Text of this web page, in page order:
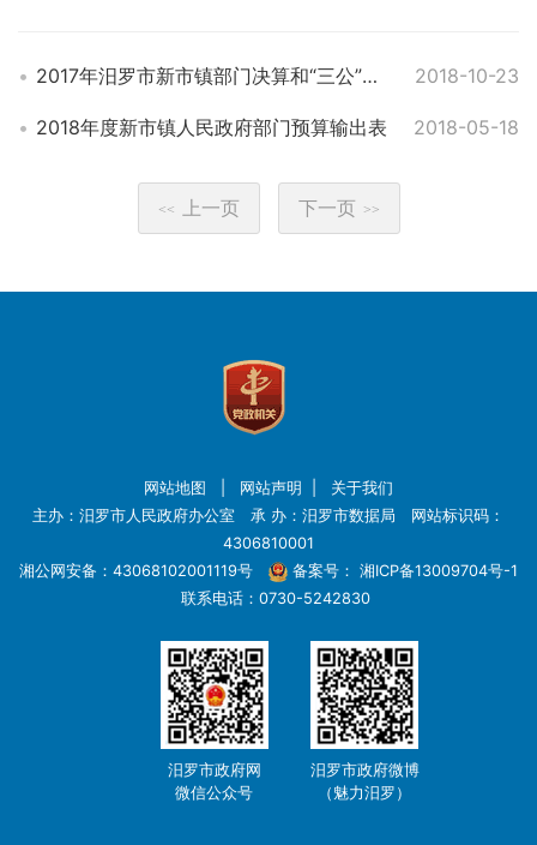
2017年汨罗市新市镇部门决算和“三公”经费决算公开表 2018-10-23
2018年度新市镇人民政府部门预算输出表 2018-05-18
<< 上一页 下一页 >>
网站地图 网站声明
关于我们
主办：汨罗市人民政府办公室 承 办：汨罗市数据局 网站标识码：
4306810001
湘公网安备：43068102001119号
备案号： 湘ICP备13009704号-1
联系电话：0730-5242830
汨罗市政府网
微信公众号
汨罗市政府微博
（魅力汨罗）